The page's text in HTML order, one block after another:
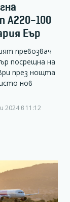
А220-100
Еър
превозвач
посрещна на
през нощта
нов
2024 в 11:12